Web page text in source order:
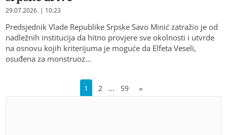
29.07.2026. | 10:23
Predsjednik Vlade Republike Srpske Savo Minić zatražio je od
nadležnih institucija da hitno provjere sve okolnosti i utvrde
na osnovu kojih kriterijuma je moguće da Elfeta Veseli,
osuđena za monstruoz…
1 2 … 59 »